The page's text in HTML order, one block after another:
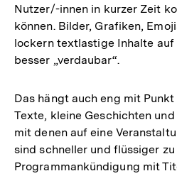
Nutzer/-innen in kurzer Zeit
können. Bilder, Grafiken,
lockern textlastige Inhalte auf
besser „verdaubar“.
Das hängt auch eng mit
Texte, kleine Geschichten
mit denen auf eine
sind schneller und flüssiger zu
Programmankündigung mit